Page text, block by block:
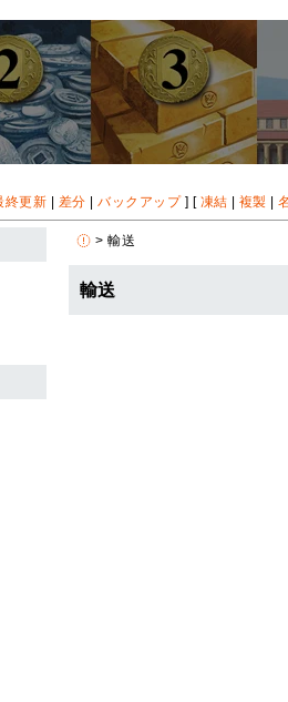
終更新 | 差分 |バックアップ] [ 凍結 | 複製 |
> 輸送
輸送